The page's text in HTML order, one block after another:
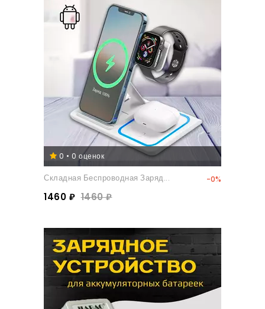
0 • 0 оценок
Складная Беспроводная Заряд... -0%
1460 ₽ 1460 ₽